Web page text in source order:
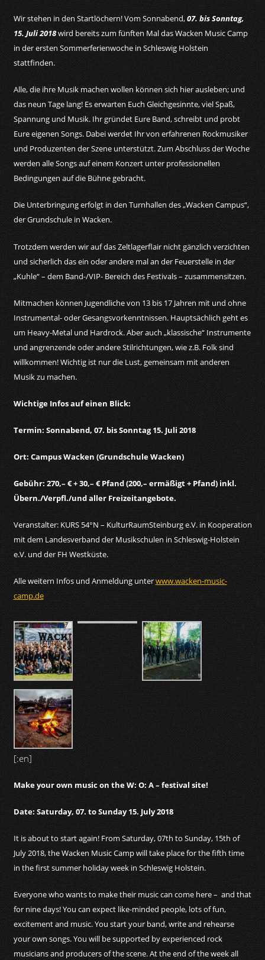
Wir stehen in den Startlöchern! Vom Sonnabend,07. bis Sonntag,
15. Juli 2018wird bereits zum fünften Mal das Wacken Music Camp
in der ersten Sommerferienwoche in Schleswig Holstein
stattfinden.
Alle, die ihre Musik machen wollen können sich hier ausleben; und
das neun Tage lang! Es erwarten Euch Gleichgesinnte, viel Spaß,
Spannung und Musik. Ihr gründet Eure Band, schreibt und probt
Eure eigenen Songs. Dabei werdet Ihr von erfahrenen Rockmusiker
und Produzenten der Szene unterstützt. Zum Abschluss der Woche
werden alle Songs auf einem Konzert unter professionellen
Bedingungen auf die Bühne gebracht.
Die Unterbringung erfolgt in den Turnhallen des „Wacken Campus“,
der Grundschule in Wacken.
Trotzdem werden wir auf das Zeltlagerflair nicht gänzlich verzichten
und sicherlich das ein oder andere mal an der Feuerstelle in der
„Kuhle“ – dem Band-/VIP- Bereich des Festivals – zusammensitzen.
Mitmachen können Jugendliche von 13 bis 17 Jahren mit und ohne
Instrumental- oder Gesangsvorkenntnissen. Hauptsächlich geht es
um Heavy-Metal und Hardrock. Aber auch „klassische“ Instrumente
und angrenzende oder andere Stilrichtungen, wie z.B. Folk sind
willkommen! Wichtig ist nur die Lust, gemeinsam mit anderen
Musik zu machen.
Wichtige Infos auf einen Blick:
Termin: Sonnabend, 07. bis Sonntag 15. Juli 2018
Ort: Campus Wacken (Grundschule Wacken)
Gebühr: 270,– € + 30,– € Pfand (200,– ermäßigt + Pfand) inkl.
Übern./Verpfl./und aller Freizeitangebote.
Veranstalter: KURS 54°N – KulturRaumSteinburg e.V. in Kooperation
mit dem Landesverband der Musikschulen in Schleswig-Holstein
e.V. und der FH Westküste.
Alle weitern Infos und Anmeldung unterwww.wacken-music-
camp.de
[:en]
Make your own music on the W: O: A – festival site!
Date: Saturday, 07. to Sunday 15. July 2018
It is about to start again! From Saturday, 07th to Sunday, 15th of
July 2018, the Wacken Music Camp will take place for the fifth time
in the first summer holiday week in Schleswig Holstein.
Everyone who wants to make their music can come here – and that
for nine days!You can expect like-minded people, lots of fun,
excitement and music.You start your band, write and rehearse
your own songs.You will be supported by experienced rock
musicians and producers of the scene.At the end of the week all